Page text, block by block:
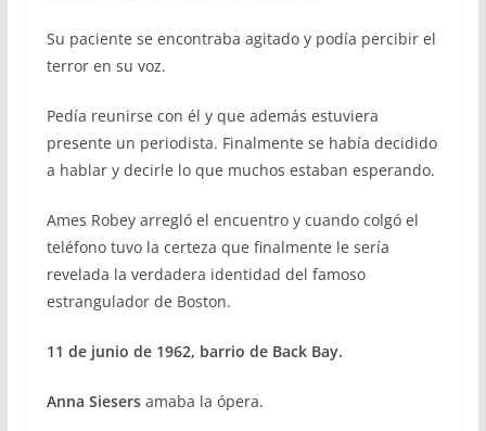
Su paciente se encontraba agitado y podía percibir el
terror en su voz.
Pedía reunirse con él y que además estuviera
presente un periodista. Finalmente se había decidido
a hablar y decirle lo que muchos estaban esperando.
Ames Robey arregló el encuentro y cuando colgó el
teléfono tuvo la certeza que finalmente le sería
revelada la verdadera identidad del famoso
estrangulador de Boston.
11 de junio de 1962, barrio de Back Bay.
Anna Siesersamaba la ópera.